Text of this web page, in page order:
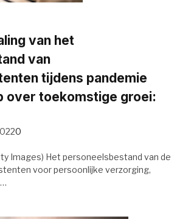
van het
van
tijdens pandemie
over toekomstige groei:
0
Images) Het personeelsbestand van de
voor persoonlijke verzorging,